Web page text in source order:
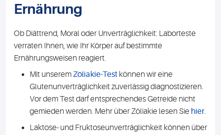
Ernährung
Ob Diättrend, Moral oder Unverträglichkeit: Laborteste
verraten Ihnen, wie Ihr Körper auf bestimmte
Ernährungsweisen reagiert.
Mit unseremZöliakie-Test können wir eine
Glutenunverträglichkeit zuverlässig diagnostizieren.
Vor dem Test darf entsprechendes Getreide nicht
gemieden werden. Mehr über Zöliakie lesen Sie hier.
Laktose- und Fruktoseunverträglichkeit können über